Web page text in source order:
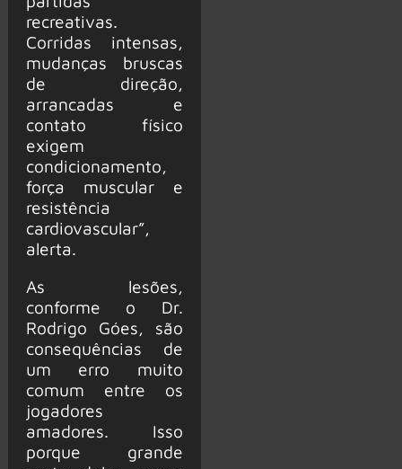
recreativas.
Corridas intensas,
mudanças bruscas
de direção,
arrancadas e
contato físico
exigem
condicionamento,
força muscular e
resistência
cardiovascular”,
alerta.
As lesões,
conforme o Dr.
Rodrigo Góes, são
consequências de
um erro muito
comum entre os
jogadores
amadores. Isso
porque grande